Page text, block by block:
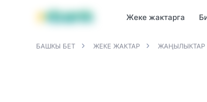
MBANK өнүмдөрү MJunior
Жеке жактарга
БАШКЫ БЕТ ЖЕКЕ ЖАКТАР ЖАҢЫЛЫКТАР